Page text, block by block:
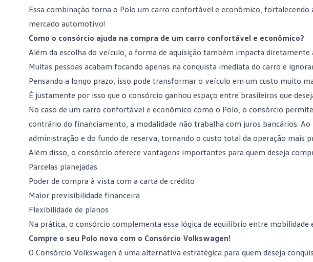
Essa combinação torna o Polo um carro confortável e econômico,
mercado automotivo!
Como o consórcio ajuda na compra de um carro confortável e econômico?
Além da escolha do veículo, a forma de aquisição também impacta diretamente
Muitas pessoas acabam focando apenas na conquista imediata do carro e
Pensando a longo prazo, isso pode transformar o veículo em um custo muito
É justamente por isso que o consórcio ganhou espaço entre brasileiros que
No caso de um carro confortável e econômico como o Polo, o consórcio
contrário do financiamento, a modalidade não trabalha com juros bancários. Ao
administração e do fundo de reserva, tornando o custo total da operação mais
Além disso, o consórcio oferece vantagens importantes para quem deseja
Parcelas planejadas
Poder de compra à vista com a carta de crédito
Maior previsibilidade financeira
Flexibilidade de planos
Na prática, o consórcio complementa essa lógica de equilíbrio entre
Compre o seu Polo novo com o Consórcio Volkswagen!
O Consórcio Volkswagen é uma alternativa estratégica para quem deseja